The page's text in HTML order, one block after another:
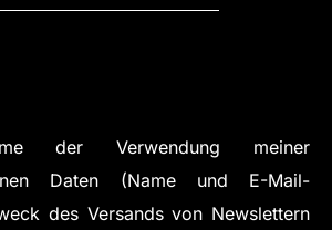
der Verwendung meiner
Daten (Name und E-Mail-
des Versands von Newslettern